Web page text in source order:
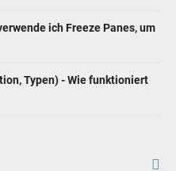
ich Freeze Panes, um
Typen) - Wie funktioniert